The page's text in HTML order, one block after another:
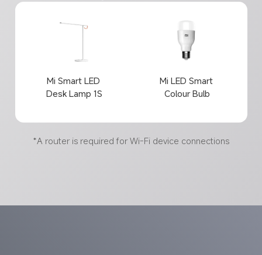
Mi Smart LED
Desk Lamp 1S
Mi LED Smart
Colour Bulb
*A router is required for Wi-Fi device connections